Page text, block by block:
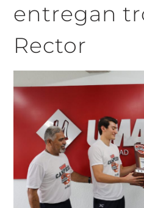
entregan
Rector